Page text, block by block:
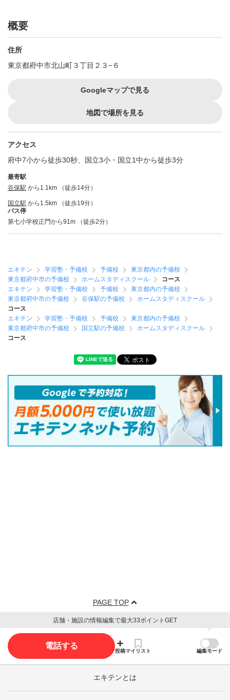
概要
住所
東京都府中市北山町３丁目２３−６
Googleマップで見る
地図で場所を見る
アクセス
府中7小から徒歩30秒、国立3小・国立1中から徒歩3分
最寄駅
谷保駅 から1.1km （徒歩14分）
国立駅 から1.5km （徒歩19分）
バス停
第七小学校正門から91m （徒歩2分）
エキテン 学習塾・予備校 予備校
東京都内の予備校
東京都府中市の予備校
ホームスタディスクール
コース
エキテン
学習塾・予備校 予備校
東京都内の予備校
東京都府中市の予備校
谷保駅の予備校
ホームスタディスクール
コース
エキテン
学習塾・予備校 予備校
東京都内の予備校
東京都府中市の予備校
国立駅の予備校
ホームスタディスクール
コース
PAGE TOP
店舗・施設の情報編集で最大33ポイントGET
電話する
投稿マイリスト 編集モード
エキテンとは